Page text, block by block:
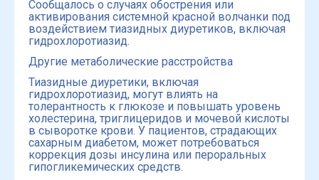
Сообщалось о случаях обострения или
активирования системной красной волчанки под
воздействием тиазидных диуретиков, включая
гидрохлоротиазид.
Другие метаболические расстройства
Тиазидные диуретики, включая
гидрохлоротиазид, могут влиять на
толерантность к глюкозе и повышать уровень
холестерина, триглицеридов и мочевой кислоты
в сыворотке крови. У пациентов, страдающих
сахарным диабетом, может потребоваться
коррекция дозы инсулина или пероральных
гипогликемических средств.